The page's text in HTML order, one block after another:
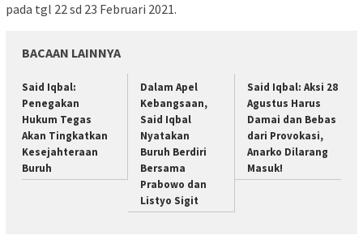
pada tgl 22 sd 23 Februari 2021.
BACAAN LAINNYA
Said Iqbal:
Penegakan
Hukum Tegas
Akan Tingkatkan
Kesejahteraan
Buruh
Dalam Apel
Kebangsaan,
Said Iqbal
Nyatakan
Buruh Berdiri
Bersama
Prabowo dan
Listyo Sigit
Said Iqbal: Aksi 28
Agustus Harus
Damai dan Bebas
dari Provokasi,
Anarko Dilarang
Masuk!